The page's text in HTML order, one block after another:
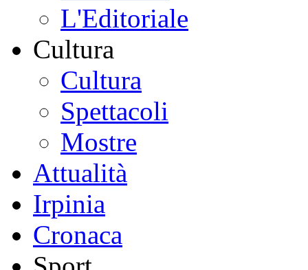
L'Editoriale
Cultura
Cultura
Spettacoli
Mostre
Attualità
Irpinia
Cronaca